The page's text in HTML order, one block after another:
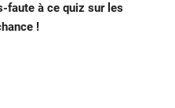
faute à ce quiz sur les
!